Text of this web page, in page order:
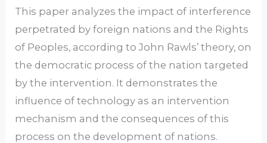
This paper analyzes the impact of interference
perpetrated by foreign nations and the Rights
of Peoples, according to John Rawls’ theory, on
the democratic process of the nation targeted
by the intervention. It demonstrates the
influence of technology as an intervention
mechanism and the consequences of this
process on the development of nations.